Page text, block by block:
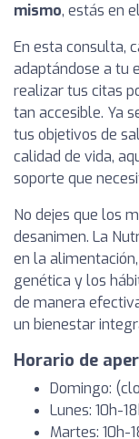
mismo, estás en
En esta consulta,
adaptándose a tu
realizar tus citas
tan accesible. Ya
tus objetivos de
calidad de vida,
soporte que
No dejes que los
desanimen. La
en la
genética y los
de manera
un bienestar
Horario de
Domingo:
Lunes: 10h-
Martes: 10h-